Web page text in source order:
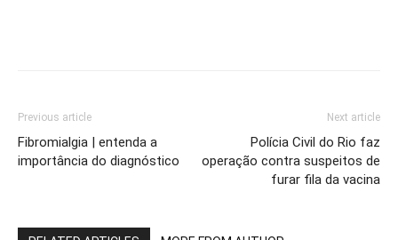
Previous article
Fibromialgia | entenda a
importância do diagnóstico
Next article
Polícia Civil do Rio faz
operação contra suspeitos de
furar fila da vacina